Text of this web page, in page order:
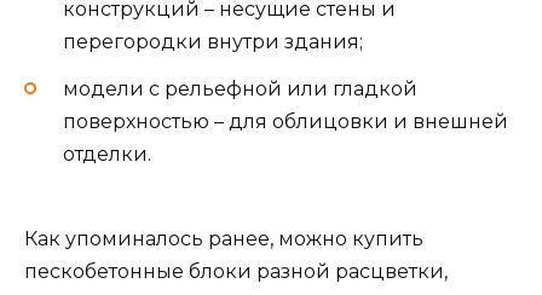
конструкций – несущие стены и
перегородки внутри здания;
модели с рельефной или гладкой
поверхностью – для облицовки и внешней
отделки.
Как упоминалось ранее, можно купить
пескобетонные блоки разной расцветки,